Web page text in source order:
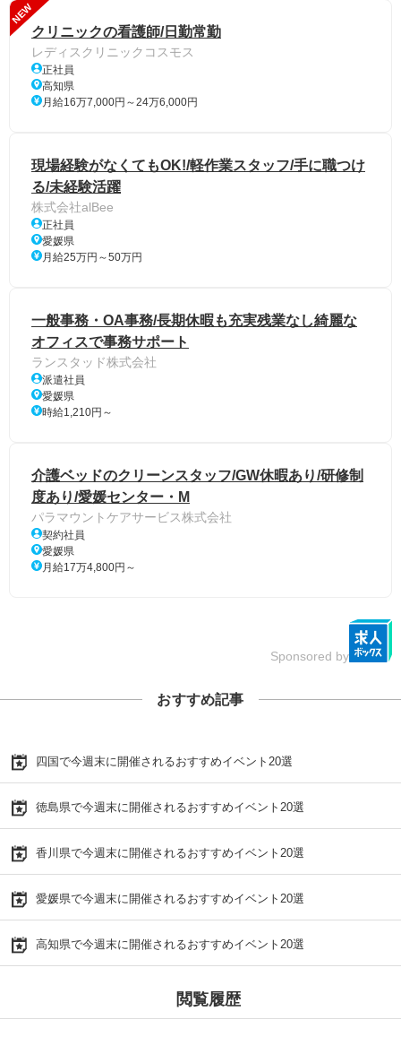
NEW
クリニックの看護師/日勤常勤
レディスクリニックコスモス
正社員
高知県
月給16万7,000円～24万6,000円
現場経験がなくてもOK!/軽作業スタッフ/手に職つけ
る/未経験活躍
株式会社alBee
正社員
愛媛県
月給25万円～50万円
一般事務・OA事務/長期休暇も充実残業なし綺麗な
オフィスで事務サポート
ランスタッド株式会社
派遣社員
愛媛県
時給1,210円～
介護ベッドのクリーンスタッフ/GW休暇あり/研修制
度あり/愛媛センター・M
パラマウントケアサービス株式会社
契約社員
愛媛県
月給17万4,800円～
Sponsored by
おすすめ記事
四国で今週末に開催されるおすすめイベント20選
徳島県で今週末に開催されるおすすめイベント20選
香川県で今週末に開催されるおすすめイベント20選
愛媛県で今週末に開催されるおすすめイベント20選
高知県で今週末に開催されるおすすめイベント20選
閲覧履歴